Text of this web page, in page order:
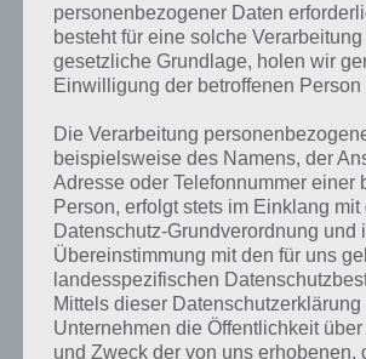
Kurze Begriffserklärung zur
Ruhe ist die Lösung für das tägliche Bonus
personenbezogener Daten
besteht für eine solche
gesetzliche Grundlage, holen wir
Einwilligung der betroffenen Person
Die Verarbeitung
beispielsweise des Namens, der
Adresse oder Telefonnummer einer
Person, erfolgt stets im Einklang mit
Datenschutz-Grundverordnung und
Übereinstimmung mit den für uns
landesspezifischen
Mittels dieser
Unternehmen die Öffentlichkeit über
und Zweck der von uns erhobenen,